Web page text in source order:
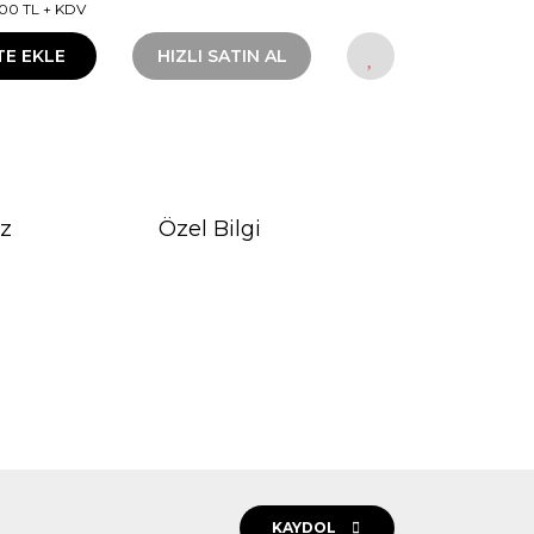
TL + KDV
EKLE HIZLI SATIN AL
Özel Bilgi
KAYDOL